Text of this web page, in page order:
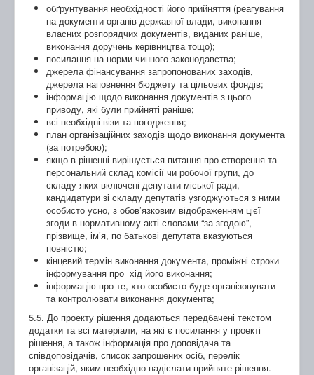
обґрунтування необхідності його прийняття (реагування
на документи органів державної влади, виконання
власних розпорядчих документів, виданих раніше,
виконання доручень керівництва тощо);
посилання на норми чинного законодавства;
джерела фінансування запропонованих заходів,
джерела наповнення бюджету та цільових фондів;
інформацію щодо виконання документів з цього
приводу, які були прийняті раніше;
всі необхідні візи та погодження;
план організаційних заходів щодо виконання документа
(за потребою);
якщо в рішенні вирішується питання про створення та
персональний склад комісії чи робочої групи, до
складу яких включені депутати міської ради,
кандидатури зі складу депутатів узгоджуються з ними
особисто усно, з обов’язковим відображенням цієї
згоди в нормативному акті словами “за згодою”,
прізвище, ім’я, по батькові депутата вказуються
повністю;
кінцевий термін виконання документа, проміжні строки
інформування про хід його виконання;
інформацію про те, хто особисто буде організовувати
та контролювати виконання документа;
5.5. До проекту рішення додаються передбачені текстом
додатки та всі матеріали, на які є посилання у проекті
рішення, а також інформація про доповідача та
співдоповідачів, список запрошених осіб, перелік
організацій, яким необхідно надіслати прийняте рішення.